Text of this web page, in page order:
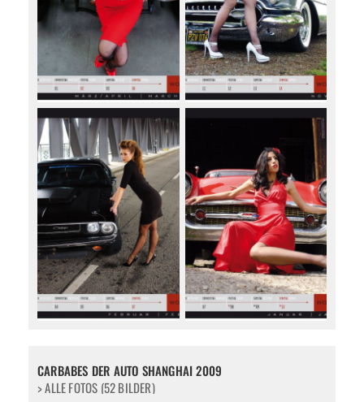
CARBABES DER AUTO SHANGHAI 2009
> ALLE FOTOS (52 BILDER)